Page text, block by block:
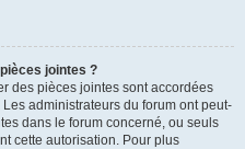
jointes ?
des pièces jointes sont accordées
administrateurs du forum ont peut-
dans le forum concerné, ou seuls
cette autorisation. Pour plus